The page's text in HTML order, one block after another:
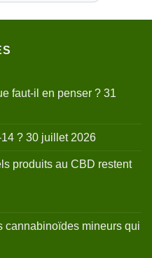
faut-il en penser ? 31
? 30 juillet 2026
produits au CBD restent
cannabinoïdes mineurs qui